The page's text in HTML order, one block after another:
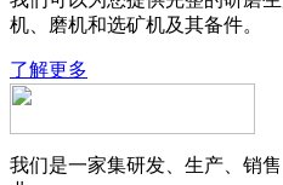
机、磨机和选矿机及其备件。
了解更多
我们是一家集研发、生产、销